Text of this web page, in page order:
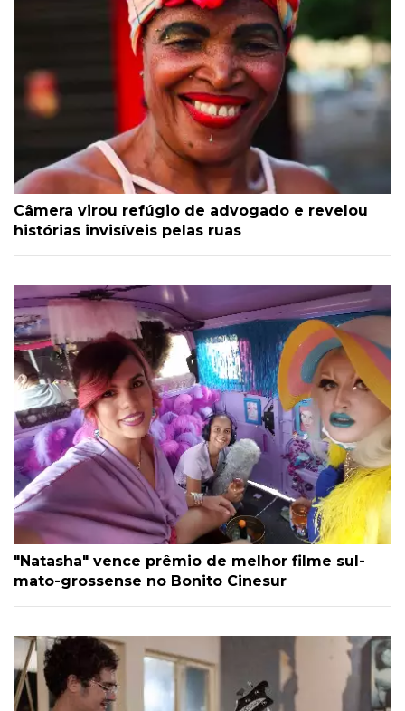
Câmera virou refúgio de advogado e revelou
histórias invisíveis pelas ruas
"Natasha" vence prêmio de melhor filme sul-
mato-grossense no Bonito Cinesur